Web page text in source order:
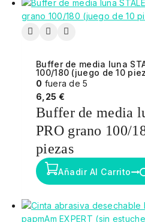
Buffer de media luna
100/180 (juego de 10
0 fuera de 5
6,25 €
Buffer de media
PRO grano 100/
piezas
Añadir Al Carrito